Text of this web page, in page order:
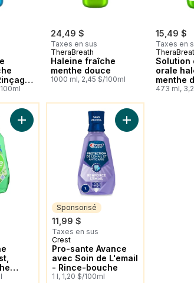
24,49 $
Taxes en sus
TheraBreath
Haleine fraîche
menthe douce
1000 ml, 2,45 $/100ml
15,49 $
Taxes en
Solution
orale
menthe
473 ml,
Aussi Aimer
Ajouter Rince-bouche Scope Outlast,
Vous Pourriez Aussi Aimer
Sponsorisé
11,99 $
Taxes en sus
Sponsorisé
Crest
Pro-sante Avance
avec Soin de L'email
- Rince-bouche
1 l, 1,20 $/100ml
Ajouter Pro-